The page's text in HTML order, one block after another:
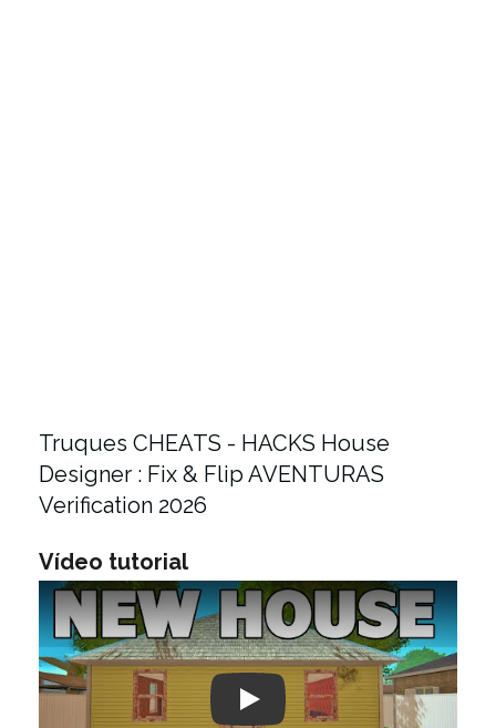
Truques CHEATS - HACKS House
Designer : Fix & Flip AVENTURAS
Verification 2026
Vídeo tutorial
Play: Keynote (Google I/O '18)